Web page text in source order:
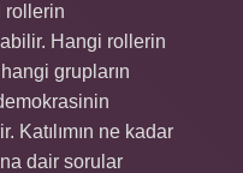
rollerin
Hangi rollerin
grupların
Katılımın ne kadar
dair sorular